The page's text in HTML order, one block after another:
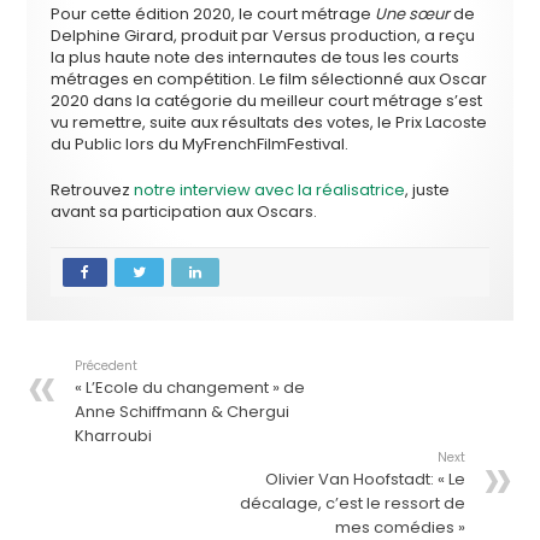
Pour cette édition 2020, le court métrage Une sœurde
Delphine Girard, produit par Versus production, a reçu
la plus haute note des internautes de tous les courts
métrages en compétition. Le film sélectionné aux Oscar
2020 dans la catégorie du meilleur court métrage s’est
vu remettre, suite aux résultats des votes, le Prix Lacoste
du Public lors du MyFrenchFilmFestival.
Retrouveznotre interview avec la réalisatrice, juste
avant sa participation aux Oscars.
Précedent
« L’Ecole du changement » de
Anne Schiffmann & Chergui
Kharroubi
Next
Olivier Van Hoofstadt: « Le
décalage, c’est le ressort de
mes comédies »